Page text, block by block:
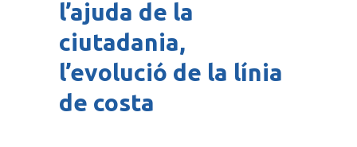
l’ajuda de la
ciutadania,
l’evolució de la línia
de costa